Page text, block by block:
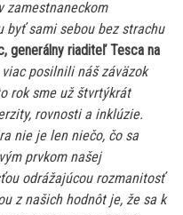
zamestnaneckom
byť sami sebou bez strachu
generálny riaditeľ Tesca na
viac posilnili náš záväzok
rok sme už štvrtýkrát
rovnosti a inklúzie.
nie je len niečo, čo sa
prvkom našej
odrážajúcou rozmanitosť
z našich hodnôt je, že sa k